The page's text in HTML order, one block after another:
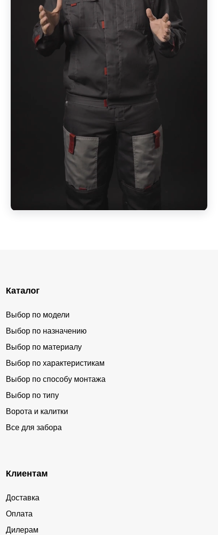
Каталог
Выбор по модели
Выбор по назначению
Выбор по материалу
Выбор по характеристикам
Выбор по способу монтажа
Выбор по типу
Ворота и калитки
Все для забора
Клиентам
Доставка
Оплата
Дилерам